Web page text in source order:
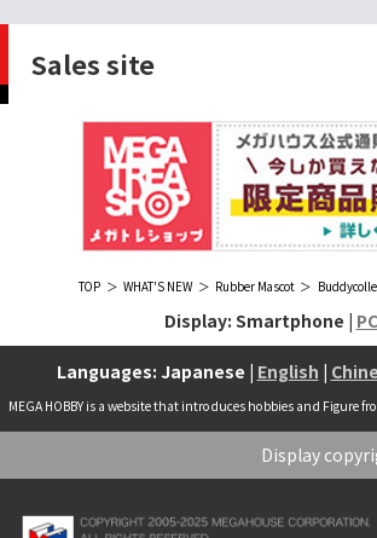
Sales site
TOP WHAT'S NEW Rubber Mascot
Display: Smartphone | PC
Languages: Japanese | English |
MEGA HOBBY is a website that introduces hobbies and Figure
Display